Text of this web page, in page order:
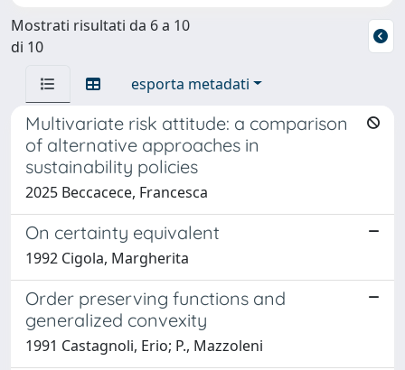
Mostrati risultati da 6 a 10
di 10
esporta metadati
Multivariate risk attitude: a comparison
of alternative approaches in
sustainability policies
2025 Beccacece, Francesca
On certainty equivalent
1992 Cigola, Margherita
Order preserving functions and
generalized convexity
1991 Castagnoli, Erio; P., Mazzoleni